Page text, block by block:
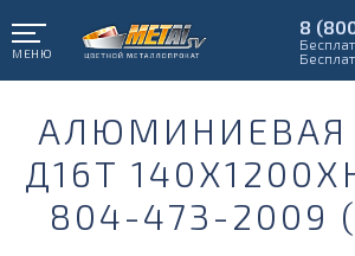
МЕНЮ
8
АЛЮМИНИЕВАЯ
Д16Т
804-473-2009